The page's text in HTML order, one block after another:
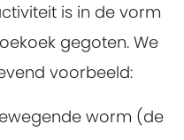
is in de vorm
gegoten. We
voorbeeld:
worm (de